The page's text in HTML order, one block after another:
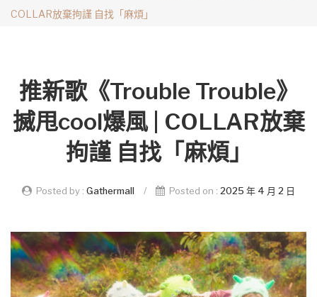
COLLAR放棄拘謹 自找「麻煩」
推新歌《Trouble Trouble》
搣甩cool爆風 | COLLAR放棄
拘謹 自找「麻煩」
Posted by : Gathermall / Posted on : 2025 年 4 月 2 日